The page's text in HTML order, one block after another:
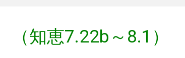
知恵7.22b～8.1）